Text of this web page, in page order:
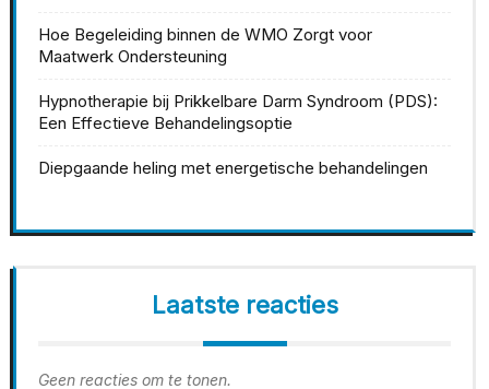
Hoe Begeleiding binnen de WMO Zorgt voor
Maatwerk Ondersteuning
Hypnotherapie bij Prikkelbare Darm Syndroom (PDS):
Een Effectieve Behandelingsoptie
Diepgaande heling met energetische behandelingen
Laatste reacties
Geen reacties om te tonen.